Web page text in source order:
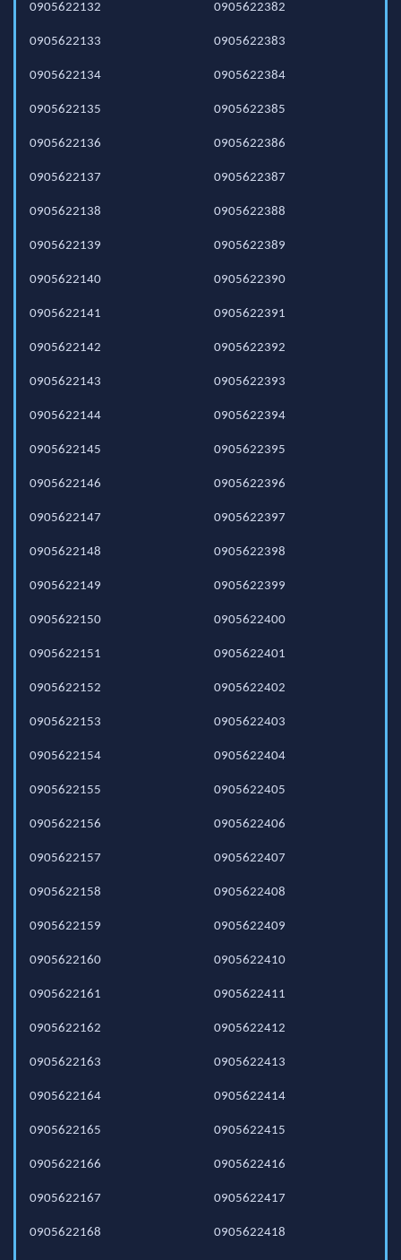
0905622132
0905622133
0905622134
0905622135
0905622136
0905622137
0905622138
0905622139
0905622140
0905622141
0905622142
0905622143
0905622144
0905622145
0905622146
0905622147
0905622148
0905622149
0905622150
0905622151
0905622152
0905622153
0905622154
0905622155
0905622156
0905622157
0905622158
0905622159
0905622160
0905622161
0905622162
0905622163
0905622164
0905622165
0905622166
0905622167
0905622168
0905622382
0905622383
0905622384
0905622385
0905622386
0905622387
0905622388
0905622389
0905622390
0905622391
0905622392
0905622393
0905622394
0905622395
0905622396
0905622397
0905622398
0905622399
0905622400
0905622401
0905622402
0905622403
0905622404
0905622405
0905622406
0905622407
0905622408
0905622409
0905622410
0905622411
0905622412
0905622413
0905622414
0905622415
0905622416
0905622417
0905622418